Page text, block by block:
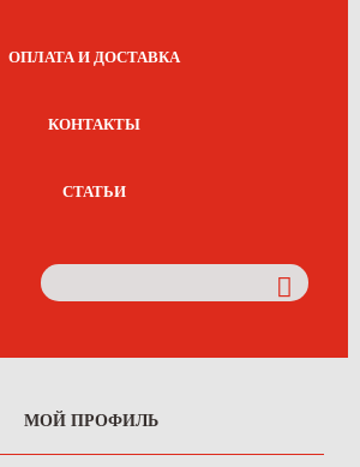
ОПЛАТА И ДОСТАВКА
КОНТАКТЫ
СТАТЬИ
МОЙ ПРОФИЛЬ